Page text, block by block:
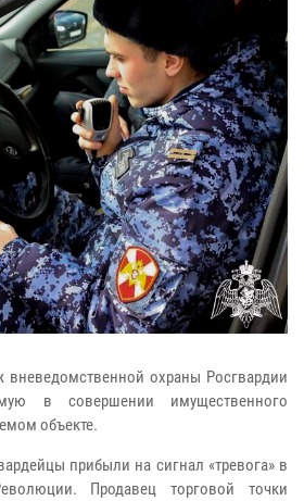
вневедомственной охраны Росгвардии
в совершении имущественного
объекте.
прибыли на сигнал «тревога» в
Продавец торговой точки